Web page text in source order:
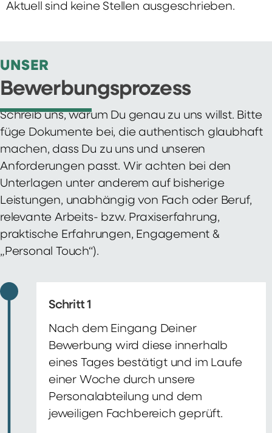
Aktuell sind keine Stellen ausgeschrieben.
UNSER
Bewerbungsprozess
Schreib uns, warum Du genau zu uns willst. Bitte
füge Dokumente bei, die authentisch glaubhaft
machen, dass Du zu uns und unseren
Anforderungen passt. Wir achten bei den
Unterlagen unter anderem auf bisherige
Leistungen, unabhängig von Fach oder Beruf,
relevante Arbeits- bzw. Praxiserfahrung,
praktische Erfahrungen, Engagement &
„Personal Touch“).
Schritt 1
Nach dem Eingang Deiner
Bewerbung wird diese innerhalb
eines Tages bestätigt und im Laufe
einer Woche durch unsere
Personalabteilung und dem
jeweiligen Fachbereich geprüft.